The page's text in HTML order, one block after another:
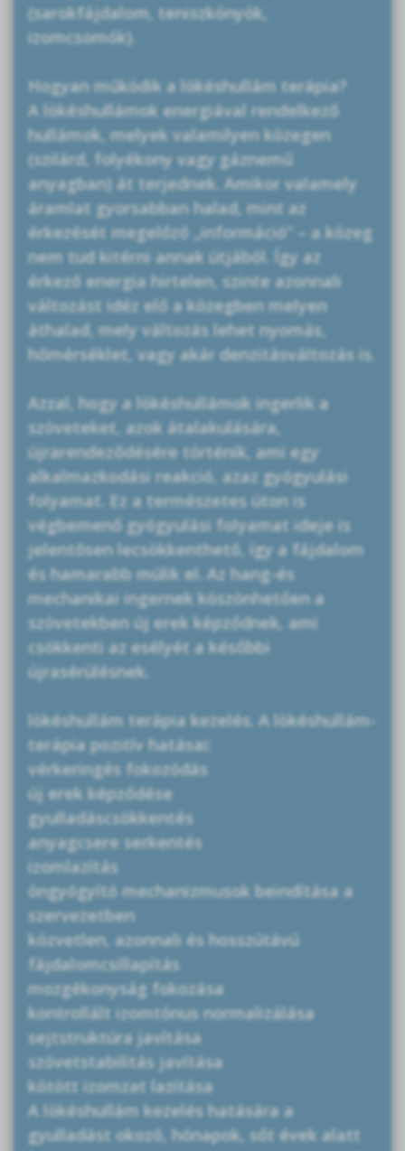
(sarokfájdalom, teniszkönyök,
izomcsomók).
Hogyan működik a lökéshullám terápia?
A lökéshullámok energiával rendelkező
hullámok, melyek valamilyen közegen
(szilárd, folyékony vagy gáznemű
anyagban) át terjednek. Amikor valamely
áramlat gyorsabban halad, mint az
érkezését megelőző „információ” – a közeg
nem tud kitérni annak útjából. Így az
érkező energia hirtelen, szinte azonnali
változást idéz elő a közegben melyen
áthalad, mely változás lehet nyomás,
hőmérséklet, vagy akár denzitásváltozás is.
Azzal, hogy a lökéshullámok ingerlik a
szöveteket, azok átalakulására,
újrarendeződésére történik, ami egy
alkalmazkodási reakció, azaz gyógyulási
folyamat. Ez a természetes úton is
végbemenő gyógyulási folyamat ideje is
jelentősen lecsökkenthető, így a fájdalom
és hamarabb múlik el. Az hang-és
mechanikai ingernek köszönhetően a
szövetekben új erek képződnek, ami
csökkenti az esélyét a későbbi
újrasérülésnek.
lökéshullám terápia kezelés. A lökéshullám-
terápia pozitív hatásai:
vérkeringés fokozódás
új erek képződése
gyulladáscsökkentés
anyagcsere serkentés
izomlazítás
öngyógyító mechanizmusok beindítása a
szervezetben
közvetlen, azonnali és hosszútávú
fájdalomcsillapítás
mozgékonyság fokozása
kontrollált izomtónus normalizálása
sejtstruktúra javítása
szövetstabilitás javítása
kötött izomzat lazítása
A lökéshullám kezelés hatására a
gyulladást okozó, hónapok, sőt évek alatt